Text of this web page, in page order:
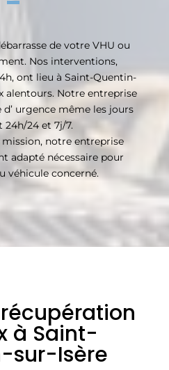
de votre VHU ou
Nos interventions,
ont lieu à Saint-Quentin-
alentours. Notre entreprise
urgence même les jours
24h/24 et 7j/7.
notre entreprise
adapté nécessaire pour
véhicule concerné.
à Saint-
sur-Isère